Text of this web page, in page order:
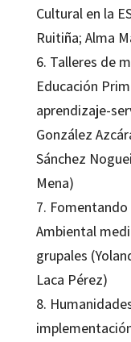
Cultural en la
Ruitiña; Alma
6. Talleres de
Educación
aprendizaje-
González
Sánchez
Mena)
7.
Ambiental
grupales
Laca Pérez)
8.